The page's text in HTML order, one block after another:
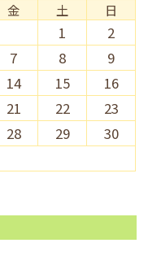
金 土 日
1
2
7 8
9
14 15
16
21 22
23
28 29
30